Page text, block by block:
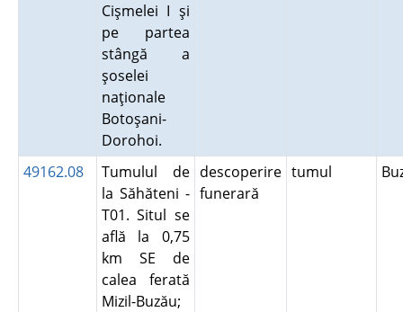
Cişmelei I şi
pe partea
stângă a
şoselei
naţionale
Botoşani-
Dorohoi.
49162.08
Tumulul de
la Săhăteni -
T01. Situl se
află la 0,75
km SE de
calea ferată
Mizil-Buzău;
descoperire
funerară
tumul